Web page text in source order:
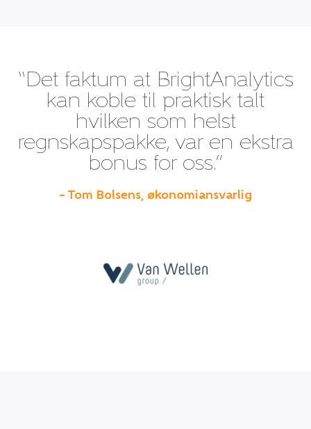
“Det faktum at BrightAnalytics
kan koble til praktisk talt
hvilken som helst
regnskapspakke, var en ekstra
bonus for oss.”
– Tom Bolsens, økonomiansvarlig